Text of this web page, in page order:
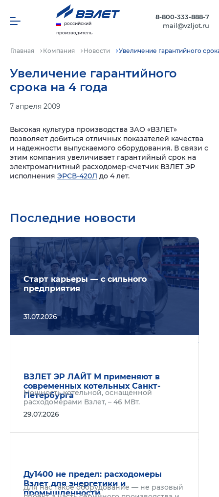
российский
производитель
8-800-333-888-7
mail@vzljot.ru
Главная Компания Новости Увеличение гарантийного
Увеличение гарантийного
срока на 4 года
7 апреля 2009
Высокая культура производства ЗАО «ВЗЛЕТ»
позволяет добиться отличных показателей качества
и надежности выпускаемого оборудования. В связи с
этим компания увеличивает гарантийный срок на
электромагнитный расходомер-счетчик ВЗЛЕТ ЭР
исполнения ЭРСВ-420Л до 4 лет.
Последние новости
Старт карьеры — с сильного
предприятия
31.07.2026
ВЗЛЕТ ЭР ЛАЙТ М применяют в
современных котельных Санкт-
Петербурга
Мощность котельной, оснащённой
расходомерами Взлет, – 46 МВт.
29.07.2026
Ду1400 не предел: расходомеры
Взлет для энергетики и
промышленности
Для нас такое оборудование — не разовый